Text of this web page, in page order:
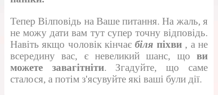
Тепер Вілповідь на Ваше питання. На жаль, я
не можу дати вам тут супер точну відповідь.
Навіть якщо чоловік кінчаєбіля піхви, а не
всередину вас, є невеликий шанс, що ви
можете завагітніти. Згадуйте, що саме
сталося, а потім з'ясувуйте які ваші були дії.